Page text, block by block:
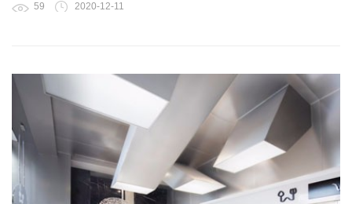
59 2020-12-11